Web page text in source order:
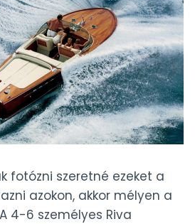
fotózni szeretné ezeket a
azokon, akkor mélyen a
4-6 személyes Riva